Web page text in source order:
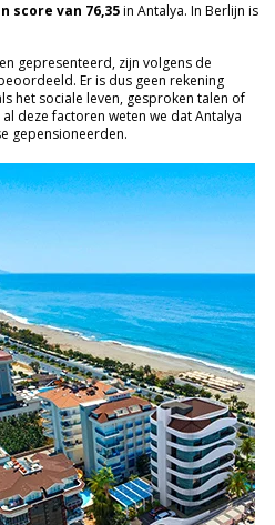
score van 76,35in Antalya. In Berlijn is
gepresenteerd, zijn volgens de
Er is dus geen rekening
het sociale leven, gesproken talen of
deze factoren weten we dat Antalya
gepensioneerden.